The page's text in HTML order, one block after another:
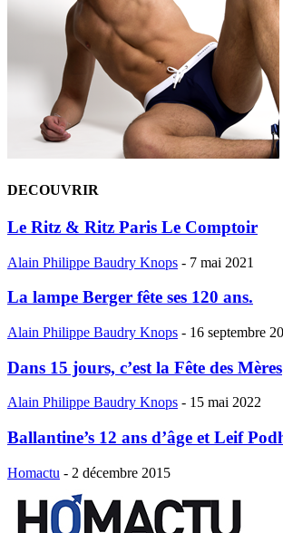
DECOUVRIR
Le Ritz & Ritz Paris Le Comptoir
Alain Philippe Baudry Knops - 7 mai 2021
La lampe Berger fête ses 120 ans.
Alain Philippe Baudry Knops - 16 septembre
Dans 15 jours, c’est la Fête des Mères
Alain Philippe Baudry Knops - 15 mai 2022
Ballantine’s 12 ans d’âge et Leif
Homactu - 2 décembre 2015